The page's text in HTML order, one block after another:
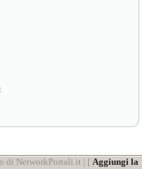
di NetworkPortali.it | [ Aggiungi la